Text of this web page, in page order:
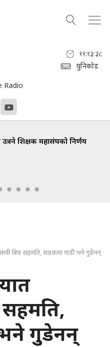
११:१३:३९
युनिकोड
Radio
शिक्षक महासंघको निर्णय
बिच सहमति, सडकमा गाडी भने गुडेनन्
गुडेनन्